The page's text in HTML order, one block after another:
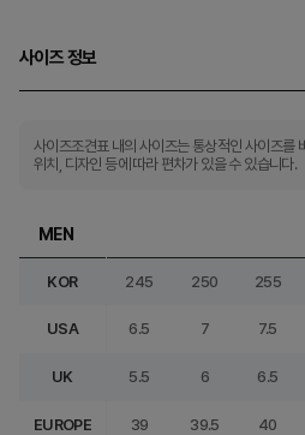
사이즈 정보
사이즈조견표 내의 사이즈는 통상적인 사이즈를
위치, 디자인 등에 따라 편차가 있을 수 있습니다.
MEN
KOR 245 250 255
USA 6.5 7 7.5
UK 5.5 6 6.5
EUROPE 39 39.5 40